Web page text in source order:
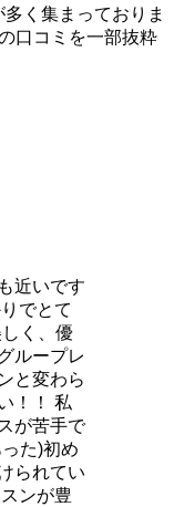
く集まっておりま
口コミを一部抜粋
近いです
でとて
く、優
ループレ
と変わら
！！ 私
が苦手で
た)初め
られてい
ンが豊